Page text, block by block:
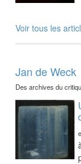
Voir tous les
Jan de Weck
Des archives du